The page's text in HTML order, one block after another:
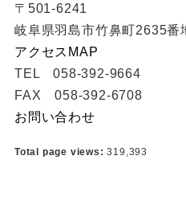
〒501-6241
岐阜県羽島市竹鼻町2635番
アクセスMAP
TEL 058-392-9664
FAX 058-392-6708
お問い合わせ
Total page views:319,393